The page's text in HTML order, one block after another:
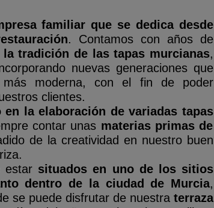
familiar que se dedica desde
. Contamos con años de
la tradición de las tapas murcianas,
nuevas generaciones que
más moderna, con el fin de poder
clientes.
la elaboración de variadas tapas
contar unas materias primas de
de la creatividad en nuestro buen
estar situados en uno de los sitios
dentro de la ciudad de Murcia,
se puede disfrutar de nuestra terraza